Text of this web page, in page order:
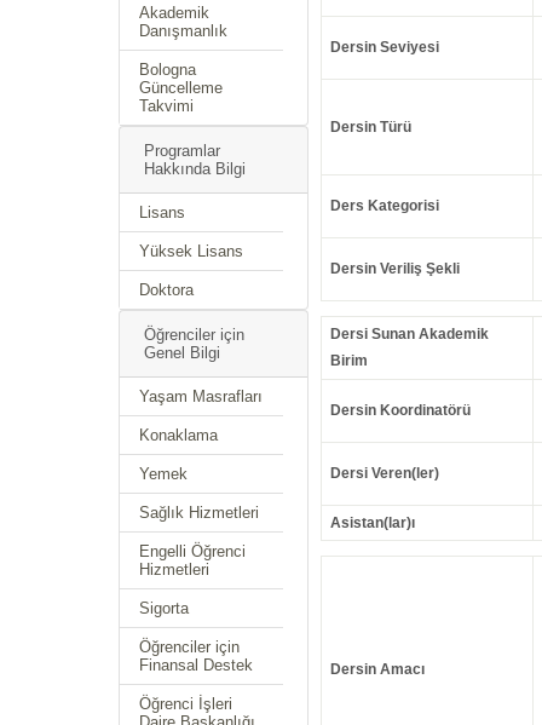
Akademik
Danışmanlık
Bologna
Güncelleme
Takvimi
Programlar
Hakkında Bilgi
Lisans
Yüksek Lisans
Doktora
Öğrenciler için
Genel Bilgi
Yaşam Masrafları
Konaklama
Yemek
Sağlık Hizmetleri
Engelli Öğrenci
Hizmetleri
Sigorta
Öğrenciler için
Finansal Destek
Öğrenci İşleri
Dersin Seviyesi
Dersin Türü
Ders Kategorisi
Dersin Veriliş Şekli
Dersi Sunan Akademik
Birim
Dersin Koordinatörü
Dersi Veren(ler)
Asistan(lar)ı
Dersin Amacı